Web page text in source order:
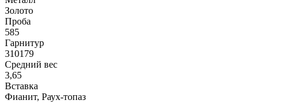
Золото
Проба
585
Гарнитур
310179
Средний вес
3,65
Вставка
Фианит, Раух-топаз